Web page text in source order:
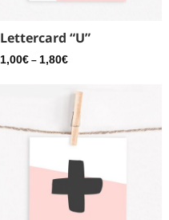
Lettercard “U”
1,00€ – 1,80€